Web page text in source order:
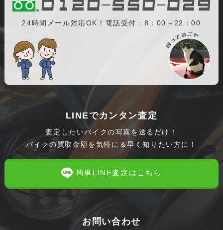
24時間メール対応OK！電話受付：8：00～22：00
LINEでカンタン査定
査定したいバイクの写真を送るだけ！
バイクの買取金額を気軽に＆早く知りたい方に！
簡単LINE査定はこちら
お問い合わせ